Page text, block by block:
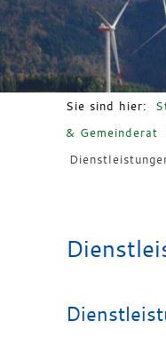
Freizeit &
Sie sind hier:
& Gemeinderat